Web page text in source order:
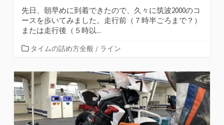
先日、朝早めに到着できたので、久々に筑波2000のコ
ースを歩いてみました。走行前（７時半ごろまで？）
または走行後（５時以...
カ
ゴ
リ
ー
タイムの詰め方全般 / ライン